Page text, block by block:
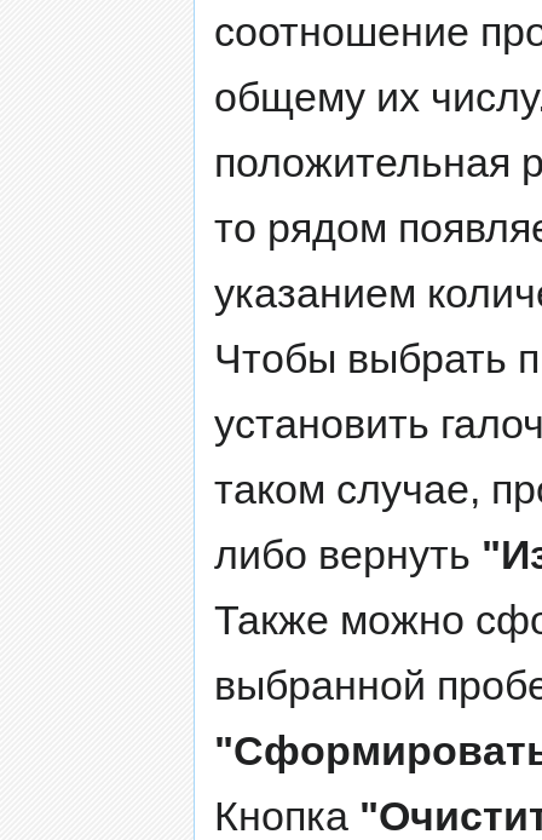
соотношение
общему их
положительная
то рядом
указанием
Чтобы выбрать
установить
таком случае,
либо вернуть
Также можно
выбранной
Кнопка